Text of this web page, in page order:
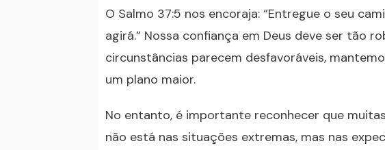
O Salmo 37:5 nos encoraja: “Entregue o seu
agirá.” Nossa confiança em Deus deve ser tão
circunstâncias parecem desfavoráveis,
um plano maior.
No entanto, é importante reconhecer que
não está nas situações extremas, mas nas